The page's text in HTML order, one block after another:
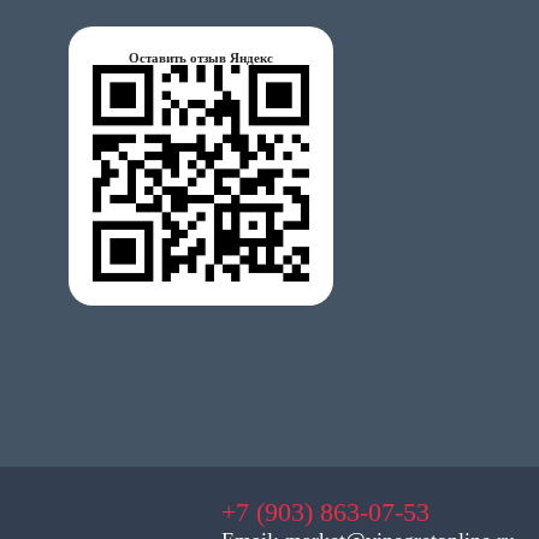
Оставить отзыв Яндекс
+7 (903) 863-07-53